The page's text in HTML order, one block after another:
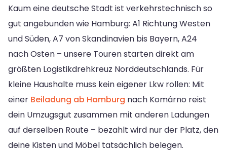
Kaum eine deutsche Stadt ist verkehrstechnisch so
gut angebunden wie Hamburg: A1 Richtung Westen
und Süden, A7 von Skandinavien bis Bayern, A24
nach Osten – unsere Touren starten direkt am
größten Logistikdrehkreuz Norddeutschlands. Für
kleine Haushalte muss kein eigener Lkw rollen: Mit
einer Beiladung ab Hamburg nach Komárno reist
dein Umzugsgut zusammen mit anderen Ladungen
auf derselben Route – bezahlt wird nur der Platz, den
deine Kisten und Möbel tatsächlich belegen.